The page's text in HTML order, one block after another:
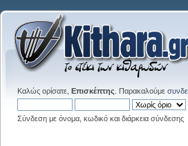
Καλώς ορίσατε, Επισκέπτης . Παρακαλούμε
Σύνδεση με όνομα, κωδικό και διάρκεια σύνδεσης